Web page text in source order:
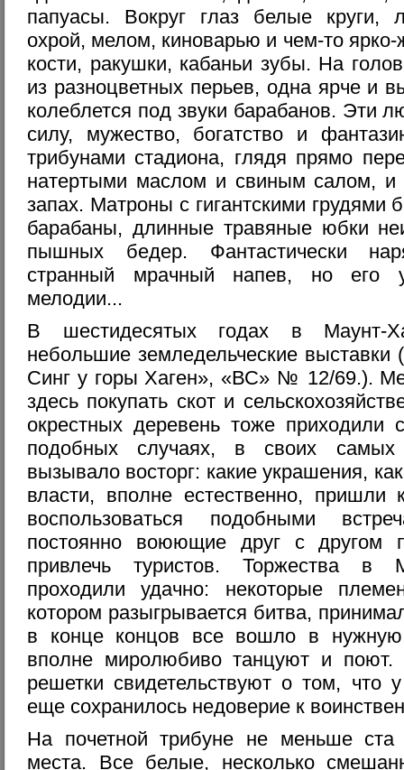
папуасы. Вокруг глаз белые круги,
охрой, мелом, киноварью и чем-то
кости, ракушки, кабаньи зубы. На
из разноцветных перьев, одна ярче и
колеблется под звуки барабанов. Эти
силу, мужество, богатство и
трибунами стадиона, глядя прямо
натертыми маслом и свиным салом, и
запах. Матроны с гигантскими
барабаны, длинные травяные юбки
пышных бедер. Фантастически
странный мрачный напев, но его
мелодии...
В шестидесятых годах в Маунт-
небольшие земледельческие
Синг у горы Хаген», «ВС» № 12/69.).
здесь покупать скот и
окрестных деревень тоже приходили
подобных случаях, в своих самых
вызывало восторг: какие украшения,
власти, вполне естественно,
воспользоваться подобными
постоянно воюющие друг с другом
привлечь туристов. Торжества в
проходили удачно: некоторые
котором разыгрывается битва,
в конце концов все вошло в
вполне миролюбиво танцуют и
решетки свидетельствуют о том, что
еще сохранилось недоверие к
На почетной трибуне не меньше ста
места. Все белые, несколько